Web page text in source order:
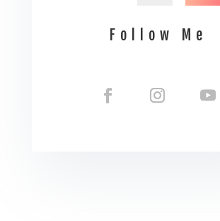
Follow Me